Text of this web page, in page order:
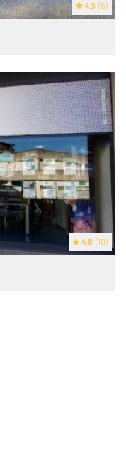
4.5 (6)
4.8 (10)